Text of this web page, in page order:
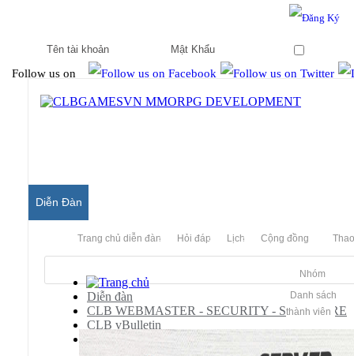
Follow us on
Diễn Đàn
Trang chủ diễn đàn Hỏi đáp Lịch Cộng đồng
Nhóm
Danh sách
thành viên
Diễn đàn
CLB WEBMASTER - SECURITY - SOFTWARE
CLB vBulletin
vBulletin Templates